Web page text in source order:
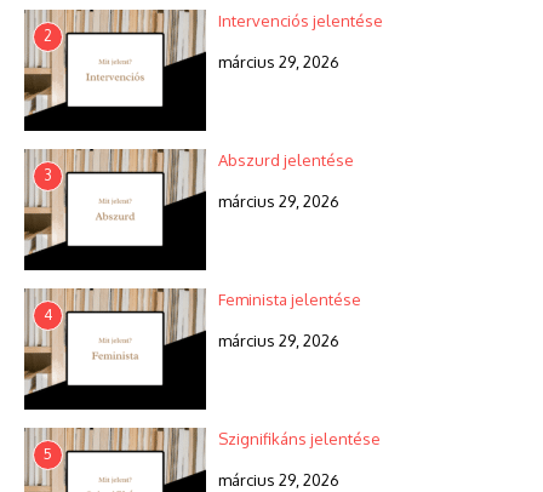
2
Intervenciós jelentése
március 29, 2026
3
Abszurd jelentése
március 29, 2026
4
Feminista jelentése
március 29, 2026
5
Szignifikáns jelentése
március 29, 2026